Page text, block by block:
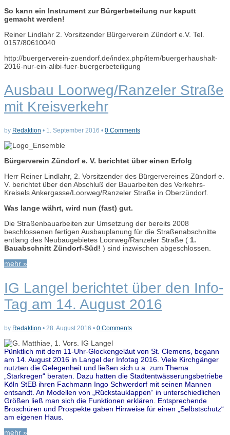
So kann ein Instrument zur Bürgerbeteilung nur kaputt
gemacht werden!
Reiner Lindlahr 2. Vorsitzender Bürgerverein Zündorf e.V. Tel.
0157/80610040
http://buergerverein-zuendorf.de/index.php/item/buergerhaushalt-
2016-nur-ein-alibi-fuer-buergerbeteiligung
Ausbau Loorweg/Ranzeler Straße
mit Kreisverkehr
by Redaktion • 1. September 2016 • 0 Comments
Bürgerverein Zündorf e. V. berichtet über einen Erfolg
Herr Reiner Lindlahr, 2. Vorsitzender des Bürgervereines Zündorf e.
V. berichtet über den Abschluß der Bauarbeiten des Verkehrs-
Kreisels Ankergasse/Loorweg/Ranzeler Straße in Oberzündorf.
Was lange währt, wird nun (fast) gut.
Die Straßenbauarbeiten zur Umsetzung der bereits 2008
beschlossenen fertigen Ausbauplanung für die Straßenabschnitte
entlang des Neubaugebietes Loorweg/Ranzeler Straße ( 1.
Bauabschnitt Zündorf-Süd! ) sind inzwischen abgeschlossen.
mehr »
IG Langel berichtet über den Info-
Tag am 14. August 2016
by Redaktion • 28. August 2016 • 0 Comments
Pünktlich mit dem 11-Uhr-Glockengeläut von St. Clemens, begann
am 14. August 2016 in Langel der Infotag 2016. Viele Kirchgänger
nutzten die Gelegenheit und ließen sich u.a. zum Thema
„Starkregen“ beraten. Dazu hatten die Stadtentwässerungsbetriebe
Köln StEB ihren Fachmann Ingo Schwerdorf mit seinen Mannen
entsandt. An Modellen von „Rückstauklappen“ in unterschiedlichen
Größen ließ man sich die Funktionen erklären. Entsprechende
Broschüren und Prospekte gaben Hinweise für einen „Selbstschutz“
am eigenen Haus.
mehr »